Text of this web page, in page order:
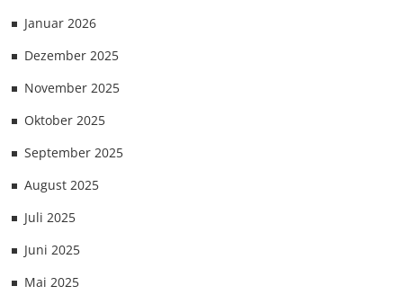
Januar 2026
Dezember 2025
November 2025
Oktober 2025
September 2025
August 2025
Juli 2025
Juni 2025
Mai 2025